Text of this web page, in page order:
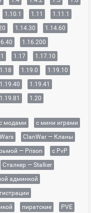
1.10.1 1.11
1.11.1
1.14.30
1.14.60
1.16.200
1.17
1.17.10
1.18 1.19.0
1.19.10
1.19.40
1.19.41
1.19.81 1.20
модами
с мини играми
ClanWar — Кланы
— Prison
с PvP
Сталкер — Stalker
админкой
пиратские
PVE